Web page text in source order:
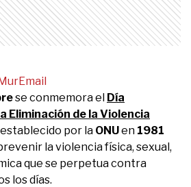
Email
se conmemora el Día
Eliminación de la Violencia
establecido por la ONUen 1981
la violencia física, sexual,
que se perpetua contra
los días.